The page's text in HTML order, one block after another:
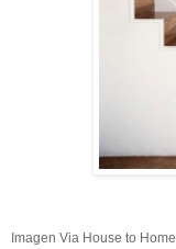
Imagen Via House to Home